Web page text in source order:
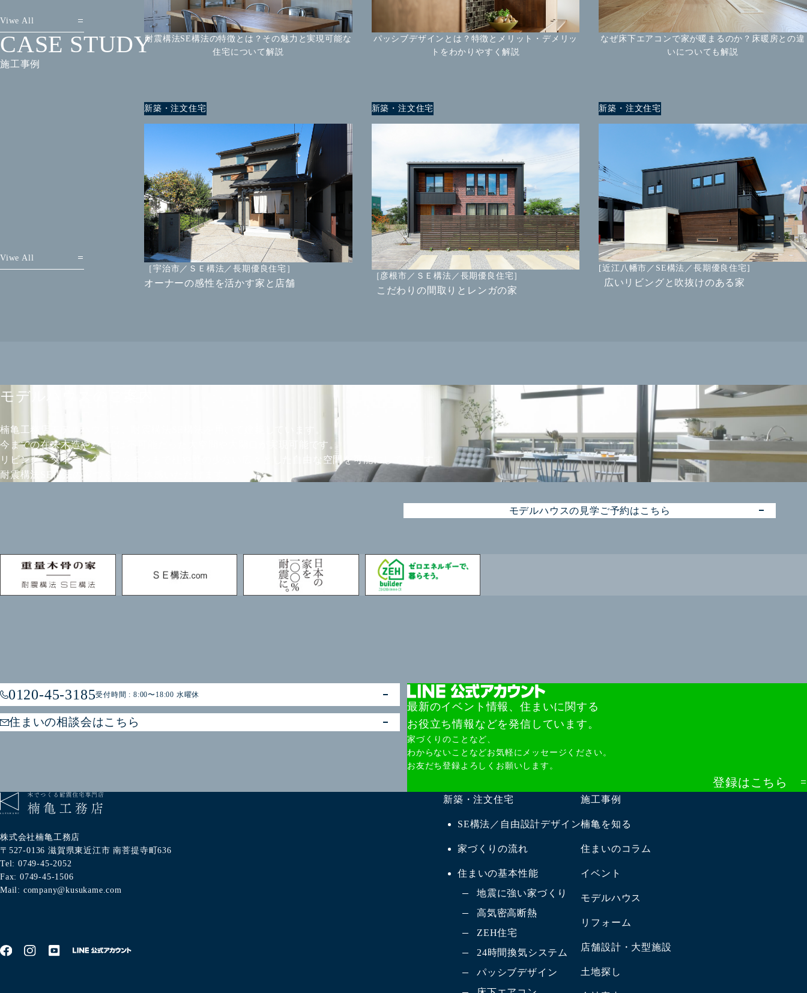
Viwe All
耐震構法SE構法の特徴とは？その魅力と実現可能な
住宅について解説
パッシブデザインとは？特徴とメリット・デメリッ
トをわかりやすく解説
なぜ床下エアコンで家が暖まるのか？床暖房との違
いについても解説
施工事例
CASE STUDY
Viwe All
新築・注文住宅
［宇治市／ＳＥ構法／長期優良住宅］
オーナーの感性を活かす家と店舗
新築・注文住宅
［彦根市／ＳＥ構法／長期優良住宅］
こだわりの間取りとレンガの家
新築・注文住宅
[近江八幡市／SE構法／長期優良住宅]
広いリビングと吹抜けのある家
モデルハウスのご案内
楠亀工務店モデルハウスは、耐震構法SE構法を用いて建築しています。
今までの在来木造や2×4では不可能だった大空間や大開口が実現可能です。
リビング～ダイニング～キッチンまで柱や壁の少ない広々とした自由な空間を可能にしています。
耐震構法SE構法の家づくりをご体感いただけます。
モデルハウスの見学ご予約はこちら
0120-45-3185受付時間 : 8:00〜18:00 水曜休
住まいの相談会はこちら
最新のイベント情報、住まいに関する
お役立ち情報などを発信しています。
家づくりのことなど、
わからないことなどお気軽にメッセージください。
お友だち登録よろしくお願いします。
登録はこちら
株式会社楠亀工務店
〒527-0136 滋賀県東近江市 南菩提寺町636
Tel: 0749-45-2052
Fax: 0749-45-1506
Mail: company@kusukame.com
新築・注文住宅
SE構法／自由設計デザイン
家づくりの流れ
住まいの基本性能
地震に強い家づくり
高気密高断熱
ZEH住宅
24時間換気システム
パッシブデザイン
施工事例
楠亀を知る
住まいのコラム
イベント
モデルハウス
リフォーム
店舗設計・大型施設
土地探し